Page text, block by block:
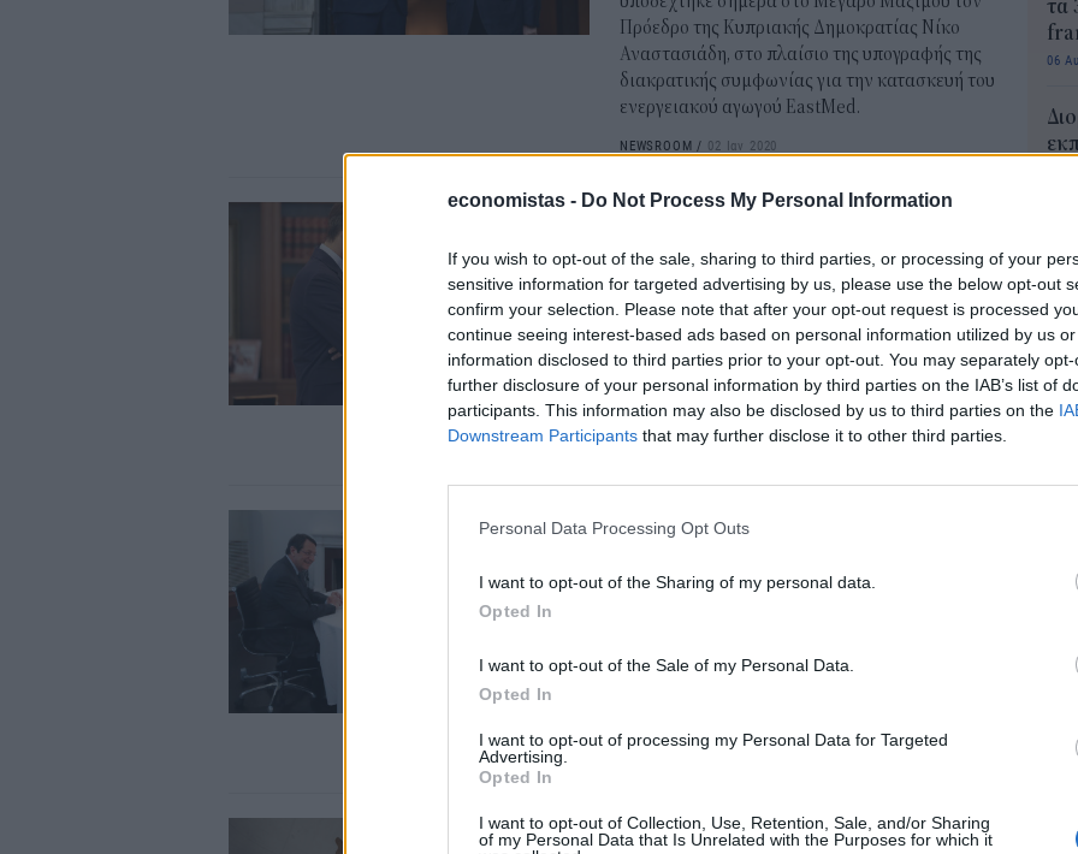
economistas - Do Not Process My Personal Information
If you wish to opt-out of the sale, sharing to third parties, or processing of your
sensitive information for targeted advertising by us, please use the below opt-out
confirm your selection. Please note that after your opt-out request is processed
continue seeing interest-based ads based on personal information utilized by us
information disclosed to third parties prior to your opt-out. You may separately
further disclosure of your personal information by third parties on the IAB’s list of
participants. This information may also be disclosed by us to third parties on the
Downstream Participants that may further disclose it to other third parties.
Personal Data Processing Opt Outs
I want to opt-out of the Sharing of my personal data.
Opted In
I want to opt-out of the Sale of my Personal Data.
Opted In
I want to opt-out of processing my Personal Data for Targeted
Advertising.
Opted In
I want to opt-out of Collection, Use, Retention, Sale, and/or Sharing
of my Personal Data that Is Unrelated with the Purposes for which it
Πρόεδρο της Κυπριακής Δημοκρατίας Νίκο
Αναστασιάδη, στο πλαίσιο της υπογραφής της
διακρατικής συμφωνίας για την κατασκευή του
ενεργειακού αγωγού EastMed.
NEWSROOM / 02 Ιαν 2020
ΠΟΛΙΤΙΚΗ
Αναστασιάδη για το Κυπριακό
Για μία επίσκεψη με βαρύ συμβολισμό έκανε
λόγο ο πρωθυπουργός, Κυριάκος Μητσοτάκης,
καλωσορίζοντας τον Πρόεδρο της Κυπριακής
Δημοκρατίας, Νίκο Αναστασιάδη, στο Μέγαρο
Μαξίμου.
για τριμερή με τον ΟΗΕ
στην οικία Σπέχαρ. Οι δύο ηγέτες καλωσόρισαν
ΔΙΕΘΝΗ
τα
06
οι
06
05
07